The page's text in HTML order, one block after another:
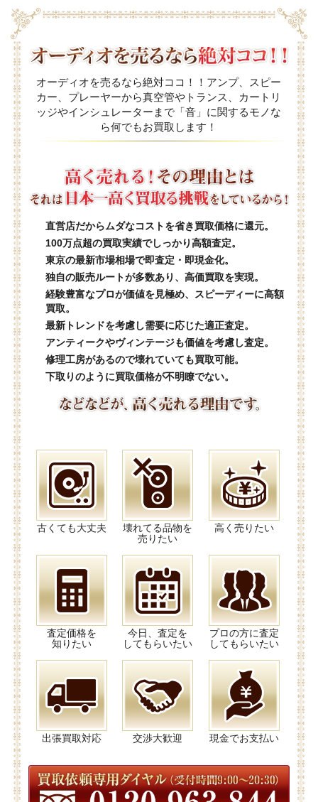
オーディオを売るなら絶対ココ！！アンプ、スピー
カー、プレーヤーから真空管やトランス、カートリ
ッジやインシュレーターまで「音」に関するモノな
ら何でもお買取します！
直営店だからムダなコストを省き買取価格に還元。
100万点超の買取実績でしっかり高額査定。
東京の最新市場相場で即査定・即現金化。
独自の販売ルートが多数あり、高価買取を実現。
経験豊富なプロが価値を見極め、スピーディーに高額
買取。
最新トレンドを考慮し需要に応じた適正査定。
アンティークやヴィンテージも価値を考慮し査定。
修理工房があるので壊れていても買取可能。
下取りのように買取価格が不明瞭でない。
古くても大丈夫
壊れてる品物を
売りたい
高く売りたい
査定価格を
知りたい
今日、査定を
してもらいたい
プロの方に査定
してもらいたい
出張買取対応 交渉大歓迎 現金でお支払い